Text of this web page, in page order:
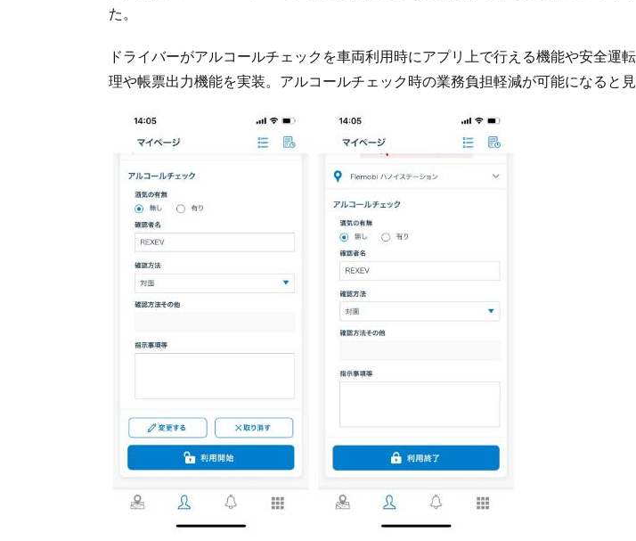
た。
ドライバーがアルコールチェックを車両利用時にアプリ上で行える機能や安全運
理や帳票出力機能を実装。アルコールチェック時の業務負担軽減が可能になると見